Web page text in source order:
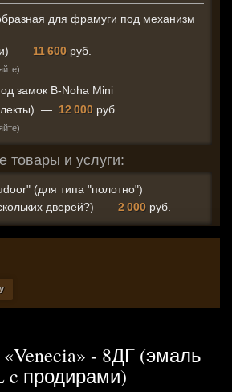
для фрамуги под механизм
— 11 600 руб.
замок B-Noha Mini
— 12 000 руб.
товары и услуги:
(для типа "полотно")
дверей?) — 2 000 руб.
- 8ДГ (эмаль
c продирами)